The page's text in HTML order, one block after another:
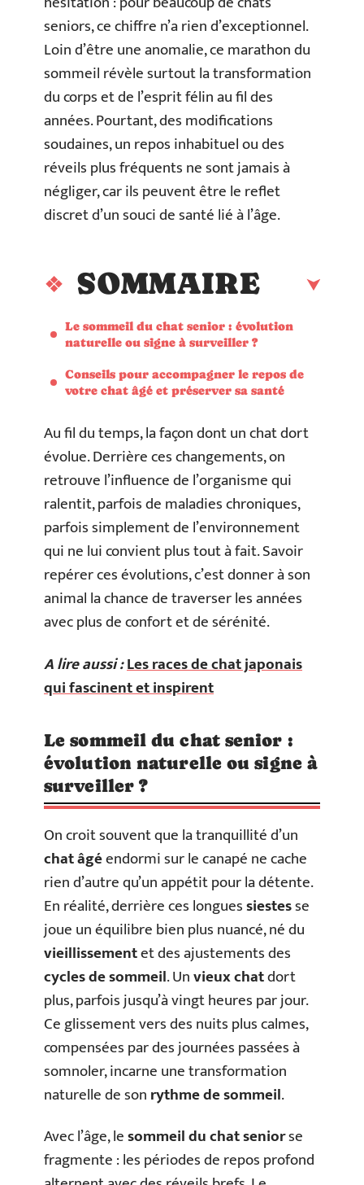
seniors, ce chiffre n’a rien d’exceptionnel.
Loin d’être une anomalie, ce marathon du
sommeil révèle surtout la transformation
du corps et de l’esprit félin au fil des
années. Pourtant, des modifications
soudaines, un repos inhabituel ou des
réveils plus fréquents ne sont jamais à
négliger, car ils peuvent être le reflet
discret d’un souci de santé lié à l’âge.
SOMMAIRE
Le sommeil du chat senior : évolution
naturelle ou signe à surveiller ?
Conseils pour accompagner le repos de
votre chat âgé et préserver sa santé
Au fil du temps, la façon dont un chat dort
évolue. Derrière ces changements, on
retrouve l’influence de l’organisme qui
ralentit, parfois de maladies chroniques,
parfois simplement de l’environnement
qui ne lui convient plus tout à fait. Savoir
repérer ces évolutions, c’est donner à son
animal la chance de traverser les années
avec plus de confort et de sérénité.
A lire aussi :Les races de chat japonais
qui fascinent et inspirent
Le sommeil du chat senior :
évolution naturelle ou signe à
surveiller ?
On croit souvent que la tranquillité d’un
chat âgéendormi sur le canapé ne cache
rien d’autre qu’un appétit pour la détente.
En réalité, derrière ces longuessiestesse
joue un équilibre bien plus nuancé, né du
vieillissementet des ajustements des
cycles de sommeil. Unvieux chatdort
plus, parfois jusqu’à vingt heures par jour.
Ce glissement vers des nuits plus calmes,
compensées par des journées passées à
somnoler, incarne une transformation
naturelle de sonrythme de sommeil.
Avec l’âge, lesommeil du chat seniorse
fragmente : les périodes de repos profond